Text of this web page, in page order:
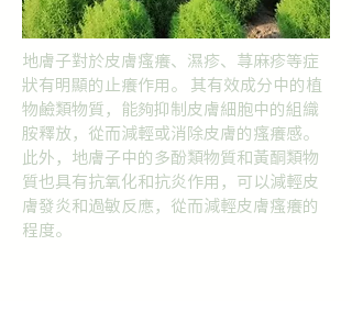
地膚子對於皮膚瘙癢、濕疹、荨麻疹等症
狀有明顯的止癢作用。 其有效成分中的植
物鹼類物質，能夠抑制皮膚細胞中的組織
胺釋放，從而減輕或消除皮膚的瘙癢感。
此外，地膚子中的多酚類物質和黃酮類物
質也具有抗氧化和抗炎作用，可以減輕皮
膚發炎和過敏反應，從而減輕皮膚瘙癢的
程度。